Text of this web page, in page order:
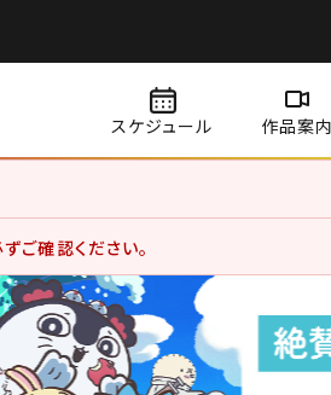
スケジュール 作品案内
ご確認ください。
お客さまの体験を向上させるためにクッ
詳しくは、サイトポリシーをご覧ください。